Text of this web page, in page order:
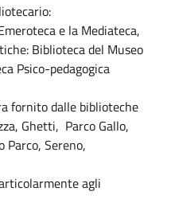
e la Mediateca,
Biblioteca del Museo
Psico-pedagogica
fornito dalle biblioteche
Ghetti, Parco Gallo,
Parco, Sereno,
agli